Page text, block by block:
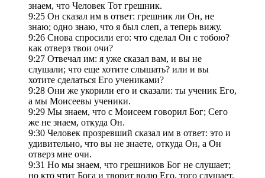
знаем, что Человек Тот грешник.
9:25 Он сказал им в ответ: грешник ли Он, не
знаю; одно знаю, что я был слеп, а теперь вижу.
9:26 Снова спросили его: что сделал Он с тобою?
как отверз твои очи?
9:27 Отвечал им: я уже сказал вам, и вы не
слушали; что еще хотите слышать? или и вы
хотите сделаться Его учениками?
9:28 Они же укорили его и сказали: ты ученик Его,
а мы Моисеевы ученики.
9:29 Мы знаем, что с Моисеем говорил Бог; Сего
же не знаем, откуда Он.
9:30 Человек прозревший сказал им в ответ: это и
удивительно, что вы не знаете, откуда Он, а Он
отверз мне очи.
9:31 Но мы знаем, что грешников Бог не слушает;
но кто чтит Бога и творит волю Его, того слушает.